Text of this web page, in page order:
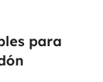
para